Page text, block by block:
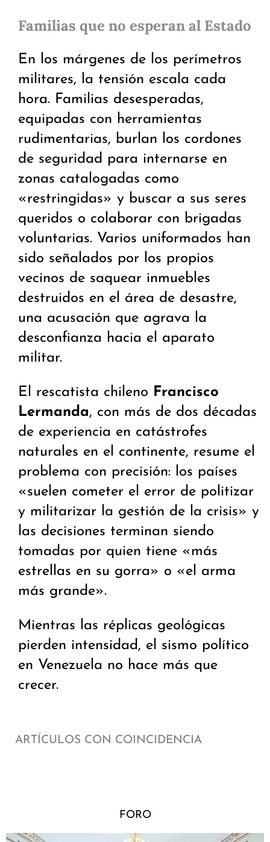
Familias que no esperan al Estado
En los márgenes de los perímetros
militares, la tensión escala cada
hora. Familias desesperadas,
equipadas con herramientas
rudimentarias, burlan los cordones
de seguridad para internarse en
zonas catalogadas como
«restringidas» y buscar a sus seres
queridos o colaborar con brigadas
voluntarias. Varios uniformados han
sido señalados por los propios
vecinos de saquear inmuebles
destruidos en el área de desastre,
una acusación que agrava la
desconfianza hacia el aparato
militar.
El rescatista chileno Francisco
Lermanda, con más de dos décadas
de experiencia en catástrofes
naturales en el continente, resume el
problema con precisión: los países
«suelen cometer el error de politizar
y militarizar la gestión de la crisis» y
las decisiones terminan siendo
tomadas por quien tiene «más
estrellas en su gorra» o «el arma
más grande».
Mientras las réplicas geológicas
pierden intensidad, el sismo político
en Venezuela no hace más que
crecer.
ARTÍCULOS CON COINCIDENCIA
FORO